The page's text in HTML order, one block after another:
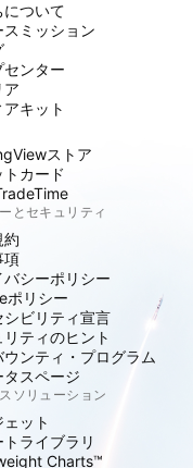
について
スミッション
センター
ア
アキット
ストア
トカード
とセキュリティ
約
項
バシーポリシー
ポリシー
シビリティ宣言
リティのヒント
ウンティ・プログラム
タスページ
ソリューション
ット
ライブラリ
Charts™